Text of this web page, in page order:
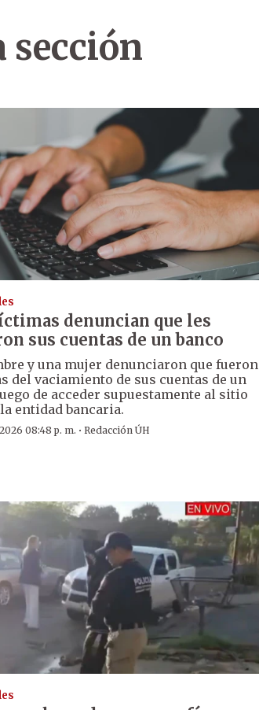
sección
denuncian que les
sus cuentas de un banco
y una mujer denunciaron que fueron
del vaciamiento de sus cuentas de un
de acceder supuestamente al sitio
entidad bancaria.
08:48 p. m. ·Redacción ÚH